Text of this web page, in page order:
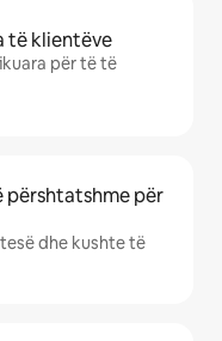
të klientëve
për të të
përshtatshme për
dhe kushte të